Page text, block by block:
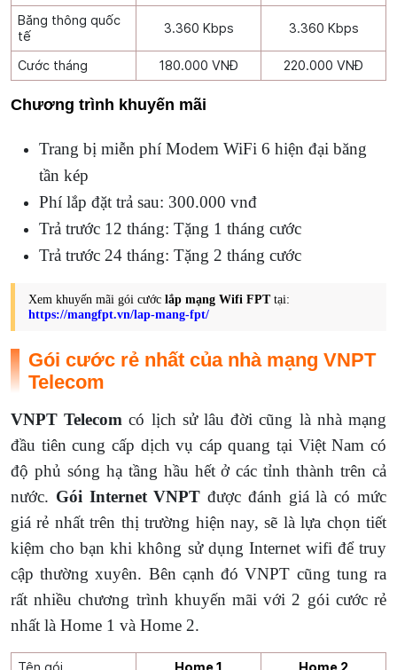
Băng thông quốc
tế
3.360 Kbps 3.360 Kbps
Cước tháng 180.000 VNĐ 220.000 VNĐ
Chương trình khuyến mãi
Trang bị miễn phí Modem WiFi 6 hiện đại băng
tần kép
Phí lắp đặt trả sau: 300.000 vnđ
Trả trước 12 tháng: Tặng 1 tháng cước
Trả trước 24 tháng: Tặng 2 tháng cước
Xem khuyến mãi gói cước lắp mạng Wifi FPTtại:
https://mangfpt.vn/lap-mang-fpt/
Gói cước rẻ nhất của nhà mạng VNPT
Telecom
VNPT Telecom có lịch sử lâu đời cũng là nhà mạng
đầu tiên cung cấp dịch vụ cáp quang tại Việt Nam có
độ phủ sóng hạ tầng hầu hết ở các tỉnh thành trên cả
nước. Gói Internet VNPT được đánh giá là có mức
giá rẻ nhất trên thị trường hiện nay, sẽ là lựa chọn tiết
kiệm cho bạn khi không sử dụng Internet wifi để truy
cập thường xuyên. Bên cạnh đó VNPT cũng tung ra
rất nhiều chương trình khuyến mãi với 2 gói cước rẻ
nhất là Home 1 và Home 2.